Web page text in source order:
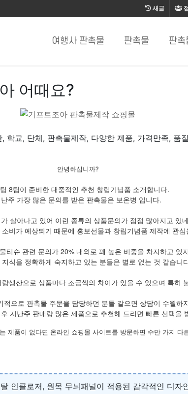
새글
여행사 판촉물 판촉물 판촉
어때요?
, 학교, 단체, 판촉물제작, 다양한 제품, 가격만족, 품
안녕하십니까?
8팀이 준비한 대중적인 추천 창립기념품 소개합니다.
주 가장 많은 문의를 받은 판촉물은 보온병 입니다.
살아나고 있어 이런 종류의 상품문의가 점점 많아지고 있
비가 예상되기 때문에 홍보선물과 창립기념품 제작에 관
티슈 관련 문의가 20% 내외로 꽤 높은 비중을 차지하고 있
식을 정확하게 숙지하고 있는 분들은 별로 없는 것 같습니
생산으로 상품마다 조금씩의 차이가 있을 수 있으며 특히
적으로 판촉물 주문을 담당하던 분들 같으면 상담이 수월하
지난주 판매량 많은 제품으로 추천해 드리면 빠른 선택을
제품이 없다면 온라인 쇼핑몰 사이트를 방문하면 수만 가지 다
인클로저, 원목 무늬패널이 적용된 감각적인 디